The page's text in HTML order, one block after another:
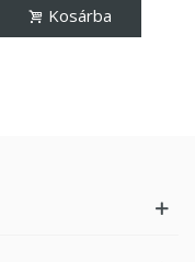
Kosárba